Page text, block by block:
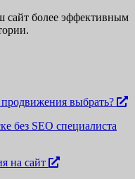
сайт более эффективным
выбрать?
без SEO специалиста
на сайт